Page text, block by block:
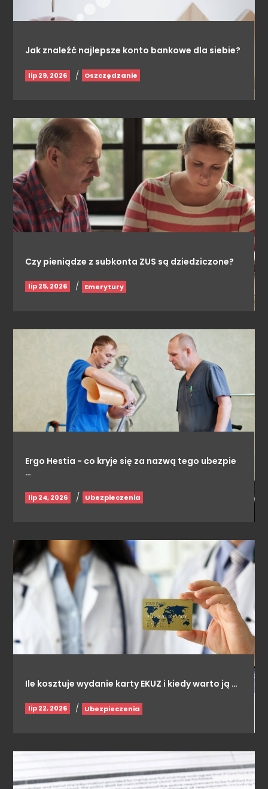
Jak znaleźć najlepsze konto bankowe dla siebie?
lip 29, 2026 / Oszczędzanie
Czy pieniądze z subkonta ZUS są dziedziczone?
lip 25, 2026 / Emerytury
Ergo Hestia - co kryje się za nazwą tego ubezpie
…
lip 24, 2026 / Ubezpieczenia
Ile kosztuje wydanie karty EKUZ i kiedy warto ją …
lip 22, 2026 / Ubezpieczenia